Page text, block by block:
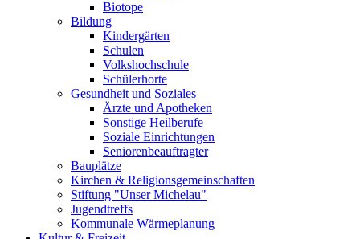
Biotope
Bildung
Kindergärten
Schulen
Volkshochschule
Schülerhorte
Gesundheit und Soziales
Ärzte und Apotheken
Sonstige Heilberufe
Soziale Einrichtungen
Seniorenbeauftragter
Bauplätze
Kirchen & Religionsgemeinschaften
Stiftung "Unser Michelau"
Jugendtreffs
Kommunale Wärmeplanung